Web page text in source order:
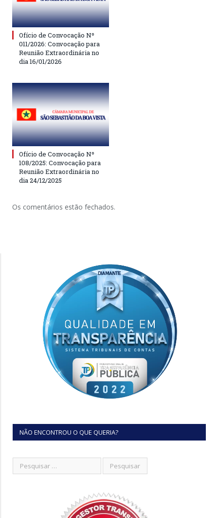
Ofício de Convocação Nº
011/2026: Convocação para
Reunião Extraordinária no
dia 16/01/2026
Ofício de Convocação Nº
108/2025: Convocação para
Reunião Extraordinária no
dia 24/12/2025
Os comentários estão fechados.
NÃO ENCONTROU O QUE QUERIA?